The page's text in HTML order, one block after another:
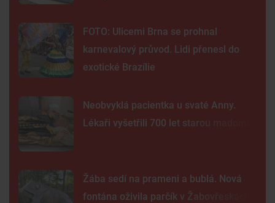
FOTO: Ulicemi Brna se prohnal
karnevalový průvod. Lidi přenesl do
exotické Brazílie
Neobvyklá pacientka u svaté Anny.
Lékaři vyšetřili 700 let starou madonu
Žába sedí na prameni a bublá. Nová
fontána oživila parčík v Žabovřeskách